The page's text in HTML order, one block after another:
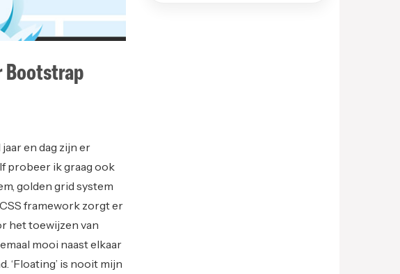
Bootstrap
en dag zijn er
probeer ik graag ook
golden grid system
framework zorgt er
het toewijzen van
mooi naast elkaar
‘Floating’ is nooit mijn